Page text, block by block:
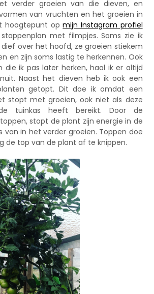
verder groeien van die dieven, en
van vruchten en het groeien in
hoogtepunt opmijn Instagram profiel
met filmpjes. Soms zie ik
over het hoofd, ze groeien stiekem
en zijn soms lastig te herkennen. Ook
die ik pas later herken, haal ik er altijd
Naast het dieven heb ik ook een
getopt. Dit doe ik omdat een
stopt met groeien, ook niet als deze
tuinkas heeft bereikt. Door de
stopt de plant zijn energie in de
van in het verder groeien. Toppen doe
de top van de plant af te knippen.